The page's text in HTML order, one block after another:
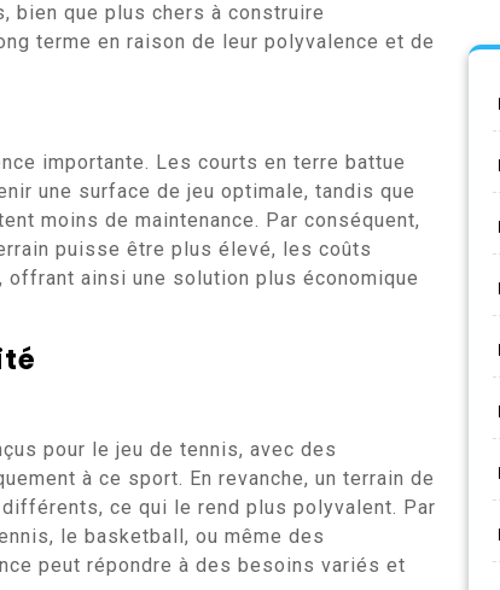
bien que plus chers à construire
terme en raison de leur polyvalence et de
importante. Les courts en terre battue
une surface de jeu optimale, tandis que
moins de maintenance. Par conséquent,
puisse être plus élevé, les coûts
ainsi une solution plus économique
pour le jeu de tennis, avec des
à ce sport. En revanche, un terrain de
ce qui le rend plus polyvalent. Par
le basketball, ou même des
peut répondre à des besoins variés et